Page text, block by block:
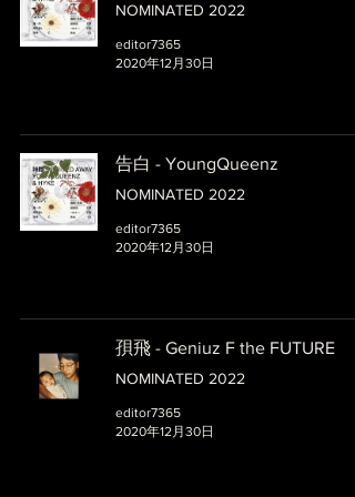
NOMINATED 2022
editor7365
2020年12月30日
告白 - YoungQueenz
NOMINATED 2022
editor7365
2020年12月30日
孭飛 - Geniuz F the FUTURE
NOMINATED 2022
editor7365
2020年12月30日